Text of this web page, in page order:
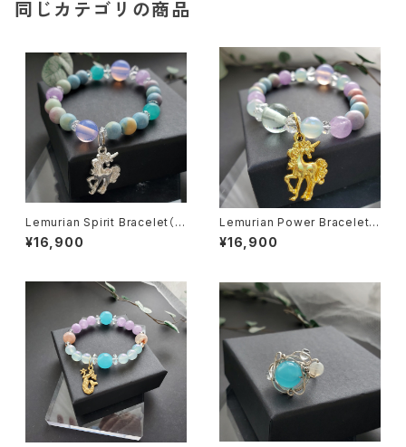
同じカテゴリの商品
Lemurian Spirit Bracelet（銀
のユニコーン）
¥16,900
Lemurian Power Bracelet
（金のユニコーン）
¥16,900